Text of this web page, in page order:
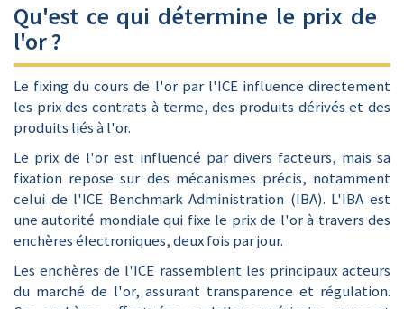
Qu'est ce qui détermine le prix de
l'or ?
Le fixing du cours de l'or par l'ICE influence directement
les prix des contrats à terme, des produits dérivés et des
produits liés à l'or.
Le prix de l'or est influencé par divers facteurs, mais sa
fixation repose sur des mécanismes précis, notamment
celui de l'ICE Benchmark Administration (IBA). L'IBA est
une autorité mondiale qui fixe le prix de l'or à travers des
enchères électroniques, deux fois par jour.
Les enchères de l'ICE rassemblent les principaux acteurs
du marché de l'or, assurant transparence et régulation.